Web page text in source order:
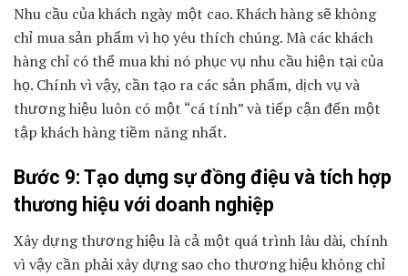
Nhu cầu của khách ngày một cao. Khách hàng sẽ không
chỉ mua sản phẩm vì họ yêu thích chúng. Mà các khách
hàng chỉ có thể mua khi nó phục vụ nhu cầu hiện tại của
họ. Chính vì vậy, cần tạo ra các sản phẩm, dịch vụ và
thương hiệu luôn có một “cá tính” và tiếp cận đến một
tập khách hàng tiềm năng nhất.
Bước 9: Tạo dựng sự đồng điệu và tích hợp
thương hiệu với doanh nghiệp
Xây dựng thương hiệu là cả một quá trình lâu dài, chính
vì vậy cần phải xây dựng sao cho thương hiệu không chỉ